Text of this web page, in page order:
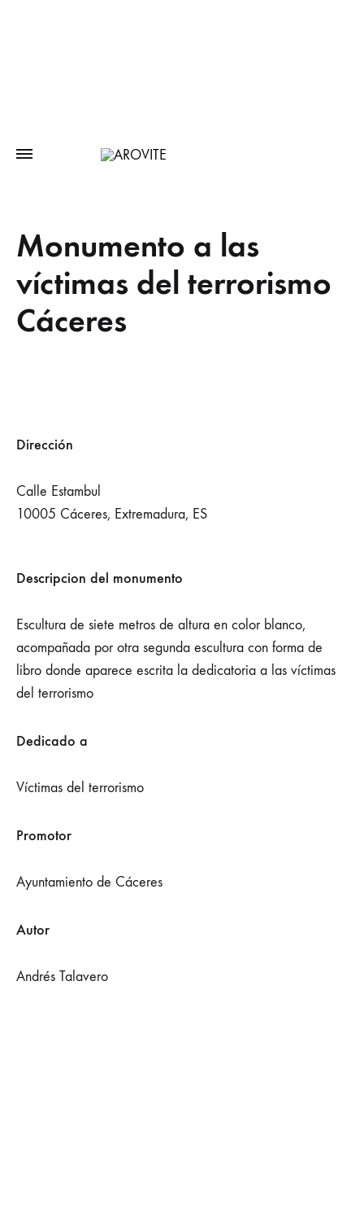
Monumento a las
víctimas del terrorismo
Cáceres
Dirección
Calle Estambul
10005 Cáceres, Extremadura, ES
Descripcion del monumento
Escultura de siete metros de altura en color blanco,
acompañada por otra segunda escultura con forma de
libro donde aparece escrita la dedicatoria a las víctimas
del terrorismo
Dedicado a
Víctimas del terrorismo
Promotor
Ayuntamiento de Cáceres
Autor
Andrés Talavero